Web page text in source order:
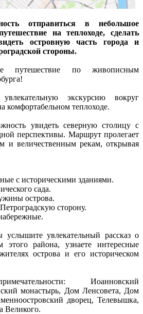
отправиться в небольшое
на теплоходе, сделать
островную часть города и
стороны.
путешествие по живописным
экскурсию вокруг
комфортабельном теплоходе.
увидеть северную столицу с
перспективы. Маршрут пролегает
и величественным рекам, открывая
с историческими зданиями.
сада.
острова.
сторону.
увлекательный рассказ о
района, узнаете интересные
острова и его историческом
Иоанновский
монастырь, Дом Ленсовета, Дом
дворец, Телевышка,
Великого.